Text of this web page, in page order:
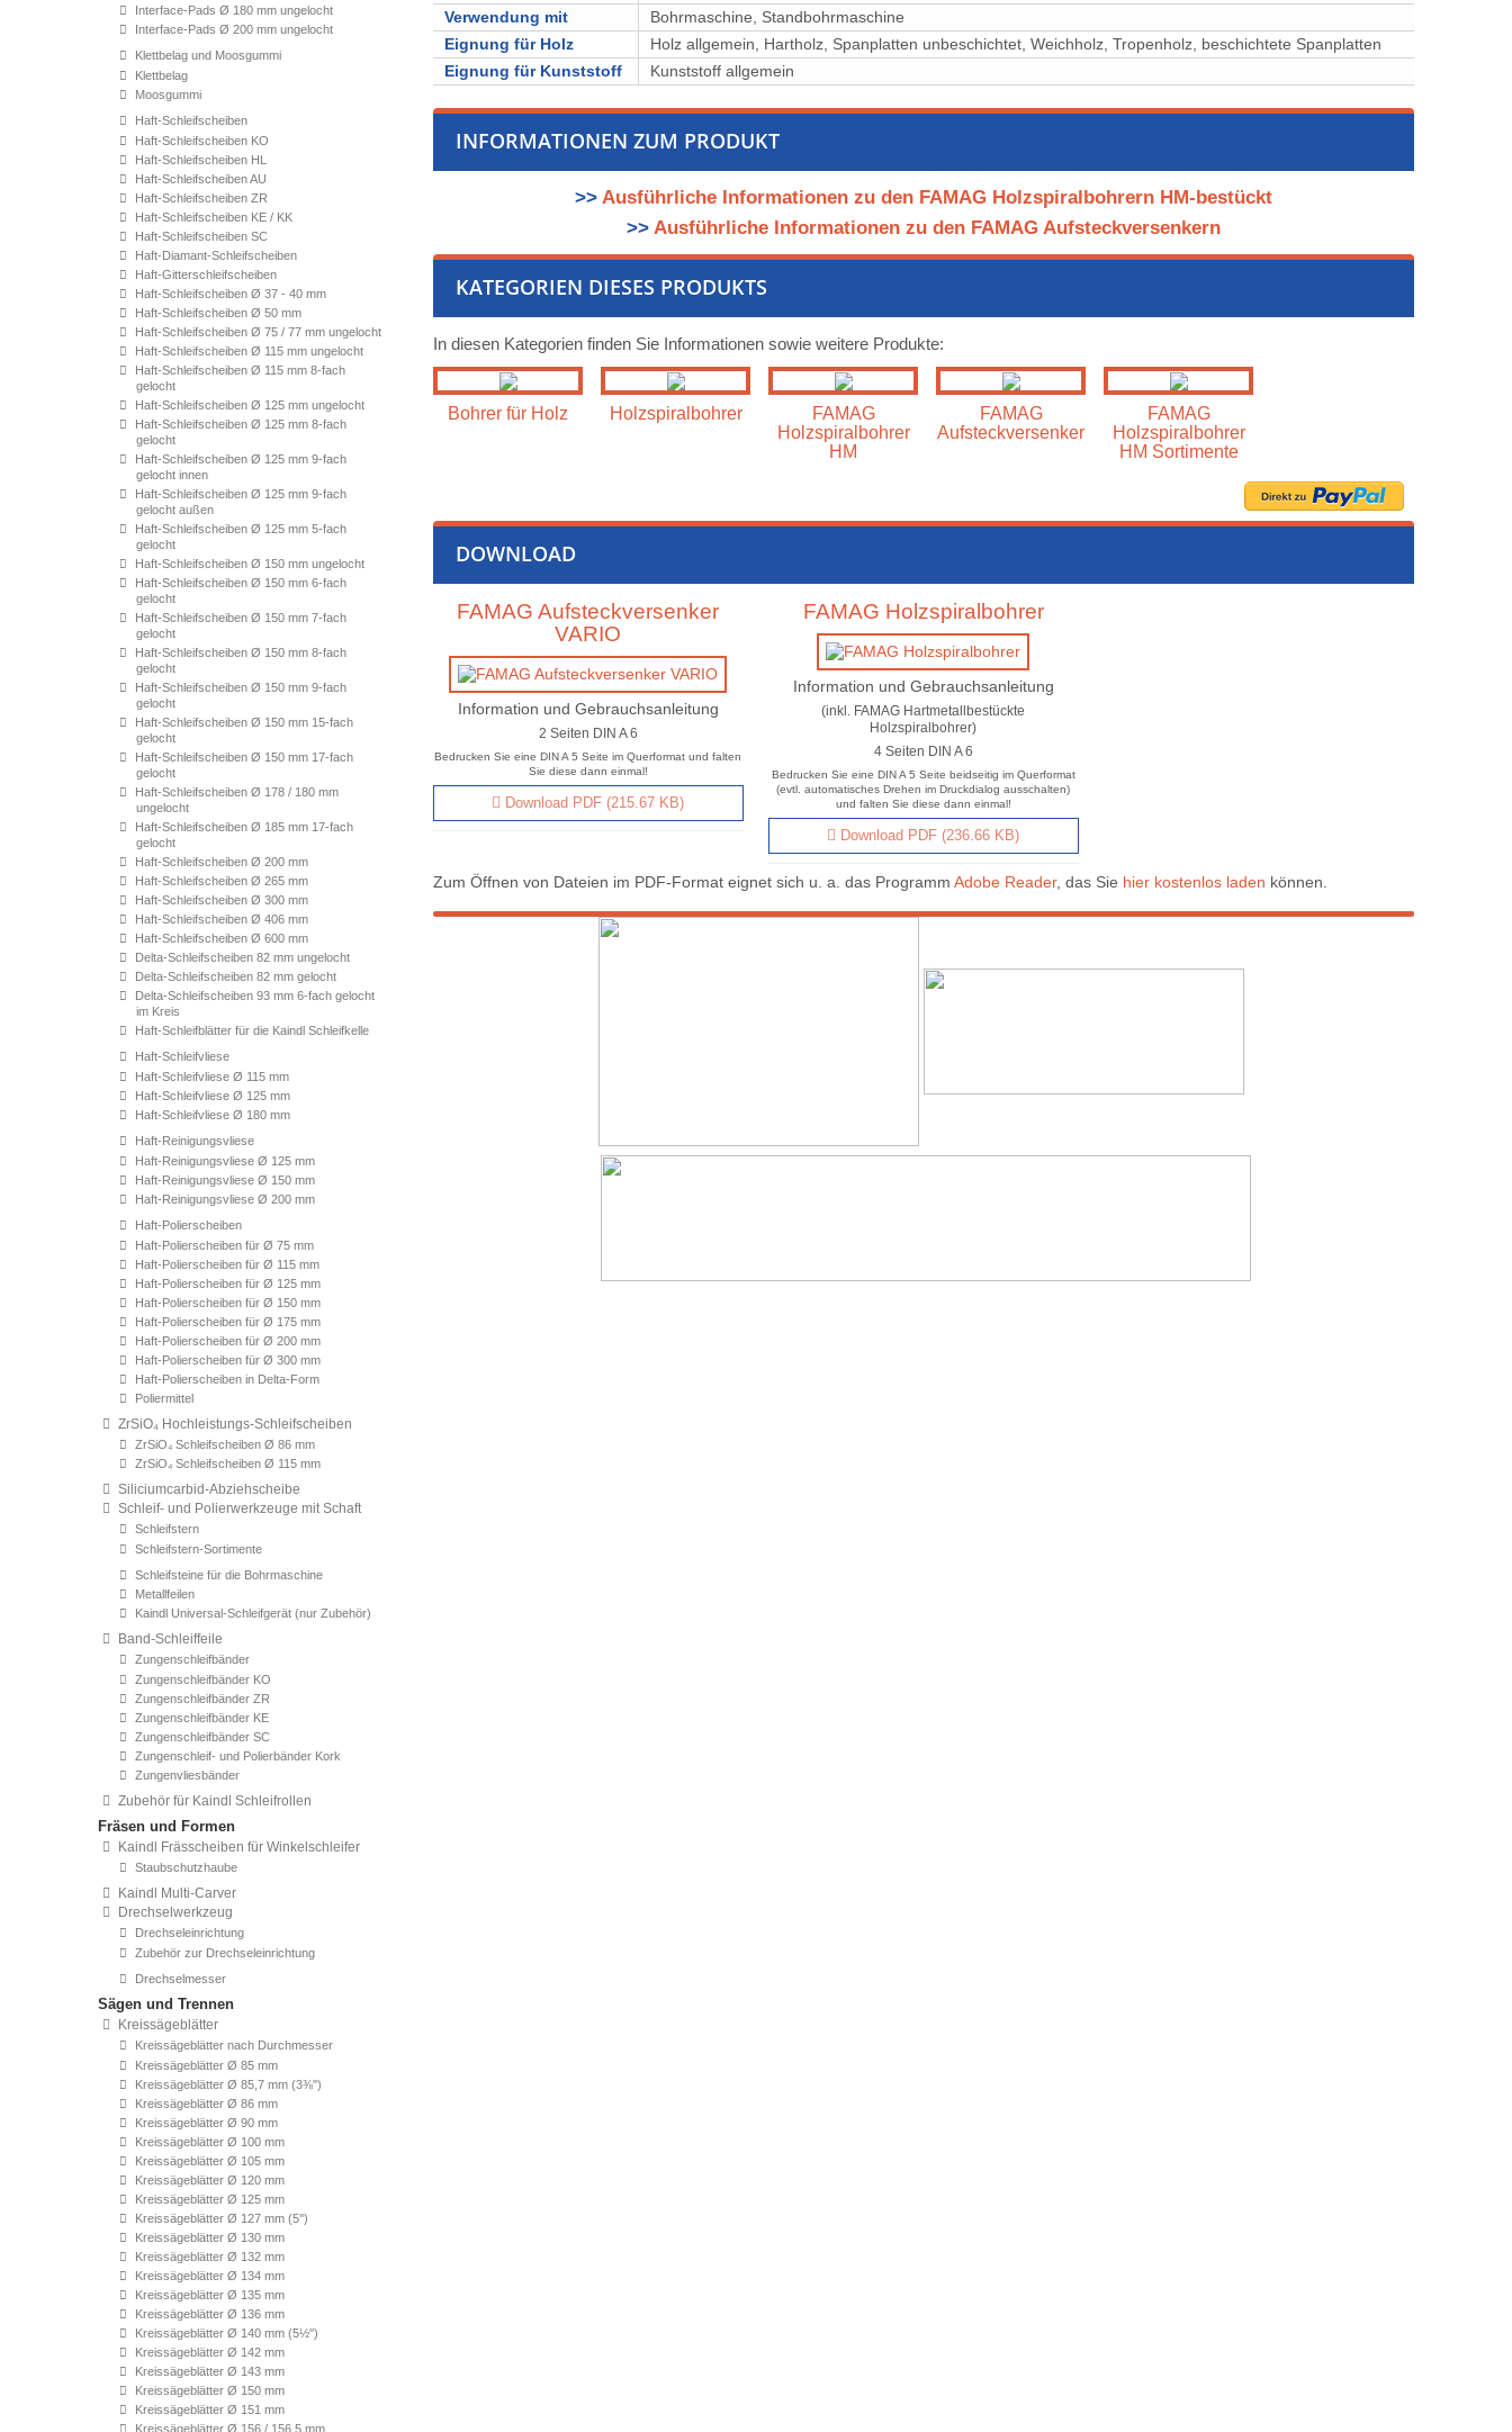
Interface-Pads Ø 180 mm ungelocht
Interface-Pads Ø 200 mm ungelocht
Klettbelag und Moosgummi
Klettbelag
Moosgummi
Haft-Schleifscheiben
Haft-Schleifscheiben KO
Haft-Schleifscheiben HL
Haft-Schleifscheiben AU
Haft-Schleifscheiben ZR
Haft-Schleifscheiben KE / KK
Haft-Schleifscheiben SC
Haft-Diamant-Schleifscheiben
Haft-Gitterschleifscheiben
Haft-Schleifscheiben Ø 37 - 40 mm
Haft-Schleifscheiben Ø 50 mm
Haft-Schleifscheiben Ø 75 / 77 mm ungelocht
Haft-Schleifscheiben Ø 115 mm ungelocht
Haft-Schleifscheiben Ø 115 mm 8-fach
gelocht
Haft-Schleifscheiben Ø 125 mm ungelocht
Haft-Schleifscheiben Ø 125 mm 8-fach
gelocht
Haft-Schleifscheiben Ø 125 mm 9-fach
gelocht innen
Haft-Schleifscheiben Ø 125 mm 9-fach
gelocht außen
Haft-Schleifscheiben Ø 125 mm 5-fach
gelocht
Haft-Schleifscheiben Ø 150 mm ungelocht
Haft-Schleifscheiben Ø 150 mm 6-fach
gelocht
Haft-Schleifscheiben Ø 150 mm 7-fach
gelocht
Haft-Schleifscheiben Ø 150 mm 8-fach
gelocht
Haft-Schleifscheiben Ø 150 mm 9-fach
gelocht
Haft-Schleifscheiben Ø 150 mm 15-fach
gelocht
Haft-Schleifscheiben Ø 150 mm 17-fach
gelocht
Haft-Schleifscheiben Ø 178 / 180 mm
ungelocht
Haft-Schleifscheiben Ø 185 mm 17-fach
gelocht
Haft-Schleifscheiben Ø 200 mm
Haft-Schleifscheiben Ø 265 mm
Haft-Schleifscheiben Ø 300 mm
Haft-Schleifscheiben Ø 406 mm
Haft-Schleifscheiben Ø 600 mm
Delta-Schleifscheiben 82 mm ungelocht
Delta-Schleifscheiben 82 mm gelocht
Delta-Schleifscheiben 93 mm 6-fach gelocht
im Kreis
Haft-Schleifblätter für die Kaindl Schleifkelle
Haft-Schleifvliese
Haft-Schleifvliese Ø 115 mm
Haft-Schleifvliese Ø 125 mm
Haft-Schleifvliese Ø 180 mm
Haft-Reinigungsvliese
Haft-Reinigungsvliese Ø 125 mm
Haft-Reinigungsvliese Ø 150 mm
Haft-Reinigungsvliese Ø 200 mm
Haft-Polierscheiben
Haft-Polierscheiben für Ø 75 mm
Haft-Polierscheiben für Ø 115 mm
Haft-Polierscheiben für Ø 125 mm
Haft-Polierscheiben für Ø 150 mm
Haft-Polierscheiben für Ø 175 mm
Haft-Polierscheiben für Ø 200 mm
Haft-Polierscheiben für Ø 300 mm
Haft-Polierscheiben in Delta-Form
Poliermittel
ZrSiO₄ Hochleistungs-Schleifscheiben
ZrSiO₄ Schleifscheiben Ø 86 mm
ZrSiO₄ Schleifscheiben Ø 115 mm
Siliciumcarbid-Abziehscheibe
Schleif- und Polierwerkzeuge mit Schaft
Schleifstern
Schleifstern-Sortimente
Schleifsteine für die Bohrmaschine
Metallfeilen
Kaindl Universal-Schleifgerät (nur Zubehör)
Band-Schleiffeile
Zungenschleifbänder
Zungenschleifbänder KO
Zungenschleifbänder ZR
Zungenschleifbänder KE
Zungenschleifbänder SC
Zungenschleif- und Polierbänder Kork
Zungenvliesbänder
Zubehör für Kaindl Schleifrollen
Fräsen und Formen
Kaindl Frässcheiben für Winkelschleifer
Staubschutzhaube
Kaindl Multi-Carver
Drechselwerkzeug
Drechseleinrichtung
Zubehör zur Drechseleinrichtung
Drechselmesser
Sägen und Trennen
Kreissägeblätter
Kreissägeblätter nach Durchmesser
Kreissägeblätter Ø 85 mm
Kreissägeblätter Ø 85,7 mm (3⅜'')
Kreissägeblätter Ø 86 mm
Kreissägeblätter Ø 90 mm
Kreissägeblätter Ø 100 mm
Kreissägeblätter Ø 105 mm
Kreissägeblätter Ø 120 mm
Kreissägeblätter Ø 125 mm
Kreissägeblätter Ø 127 mm (5'')
Kreissägeblätter Ø 130 mm
Kreissägeblätter Ø 132 mm
Kreissägeblätter Ø 134 mm
Kreissägeblätter Ø 135 mm
Kreissägeblätter Ø 136 mm
Kreissägeblätter Ø 140 mm (5½'')
Kreissägeblätter Ø 142 mm
Kreissägeblätter Ø 143 mm
Kreissägeblätter Ø 150 mm
Kreissägeblätter Ø 151 mm
Kreissägeblätter Ø 156 / 156,5 mm
Verwendung mit
Bohrmaschine, Standbohrmaschine
Eignung für Holz
Holz allgemein, ⁠⁠⁠Hartholz, ⁠⁠⁠⁠⁠⁠⁠⁠Spanplatten unbeschichtet, ⁠Weichholz, ⁠⁠⁠⁠⁠Tropenholz, ⁠⁠⁠⁠⁠⁠⁠⁠⁠⁠beschichtete Spanplatten
Eignung für Kunststoff
Kunststoff allgemein
INFORMATIONEN ZUM PRODUKT
>> Ausführliche Informationen zu den FAMAG Holzspiralbohrern HM-bestückt
>> Ausführliche Informationen zu den FAMAG Aufsteckversenkern
KATEGORIEN DIESES PRODUKTS
In diesen Kategorien finden Sie Informationen sowie weitere Produkte:
Bohrer für Holz Holzspiralbohrer
FAMAG
Holzspiralbohrer
HM
FAMAG
Aufsteckversenker
FAMAG
Holzspiralbohrer
HM Sortimente
DOWNLOAD
FAMAG Aufsteckversenker
VARIO
Information und Gebrauchsanleitung
2 Seiten DIN A 6
Bedrucken Sie eine DIN A 5 Seite im Querformat und falten
Sie diese dann einmal!
Download PDF (215.67 KB)
FAMAG Holzspiralbohrer
Information und Gebrauchsanleitung
(inkl. FAMAG Hartmetallbestückte
Holzspiralbohrer)
4 Seiten DIN A 6
Bedrucken Sie eine DIN A 5 Seite beidseitig im Querformat
(evtl. automatisches Drehen im Druckdialog ausschalten)
und falten Sie diese dann einmal!
Download PDF (236.66 KB)
Zum Öffnen von Dateien im PDF-Format eignet sich u. a. das Programm Adobe Reader, das Sie hier kostenlos laden können.